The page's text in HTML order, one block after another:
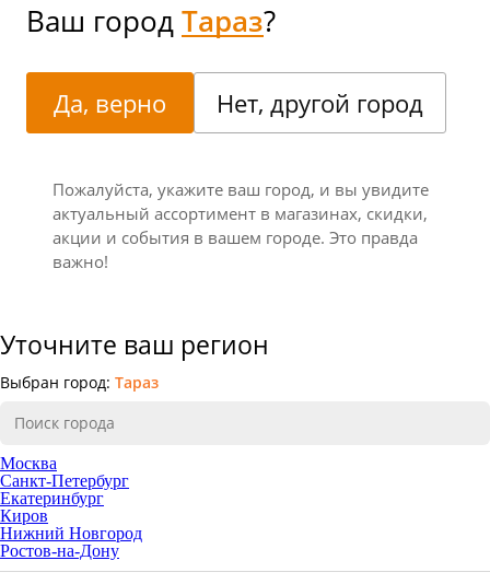
Ваш городТараз?
Да, верно Нет, другой город
Пожалуйста, укажите ваш город, и вы увидите
актуальный ассортимент в магазинах, скидки,
акции и события в вашем городе. Это правда
важно!
Уточните ваш регион
Выбран город: Тараз
Москва
Санкт-Петербург
Екатеринбург
Киров
Нижний Новгород
Ростов-на-Дону